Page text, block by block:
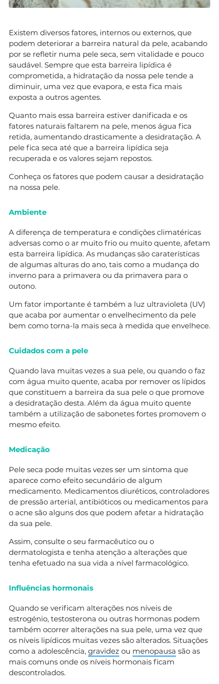
Existem diversos fatores, internos ou externos, que
podem deteriorar a barreira natural da pele, acabando
por se refletir numa pele seca, sem vitalidade e pouco
saudável. Sempre que esta barreira lipídica é
comprometida, a hidratação da nossa pele tende a
diminuir, uma vez que evapora, e esta fica mais
exposta a outros agentes.
Quanto mais essa barreira estiver danificada e os
fatores naturais faltarem na pele, menos água fica
retida, aumentando drasticamente a desidratação. A
pele fica seca até que a barreira lipídica seja
recuperada e os valores sejam repostos.
Conheça os fatores que podem causar a desidratação
na nossa pele.
Ambiente
A diferença de temperatura e condições climatéricas
adversas como o ar muito frio ou muito quente, afetam
esta barreira lipídica. As mudanças são caraterísticas
de algumas alturas do ano, tais como a mudança do
inverno para a primavera ou da primavera para o
outono.
Um fator importante é também a luz ultravioleta (UV)
que acaba por aumentar o envelhecimento da pele
bem como torna-la mais seca à medida que envelhece.
Cuidados com a pele
Quando lava muitas vezes a sua pele, ou quando o faz
com água muito quente, acaba por remover os lípidos
que constituem a barreira da sua pele o que promove
a desidratação desta. Além da água muito quente
também a utilização de sabonetes fortes promovem o
mesmo efeito.
Medicação
Pele seca pode muitas vezes ser um sintoma que
aparece como efeito secundário de algum
medicamento. Medicamentos diuréticos, controladores
de pressão arterial, antibióticos ou medicamentos para
o acne são alguns dos que podem afetar a hidratação
da sua pele.
Assim, consulte o seu farmacêutico ou o
dermatologista e tenha atenção a alterações que
tenha efetuado na sua vida a nível farmacológico.
Influências hormonais
Quando se verificam alterações nos níveis de
estrogénio, testosterona ou outras hormonas podem
também ocorrer alterações na sua pele, uma vez que
os níveis lipídicos muitas vezes são alterados. Situações
como a adolescência, gravidez ou menopausa são as
mais comuns onde os níveis hormonais ficam
descontrolados.